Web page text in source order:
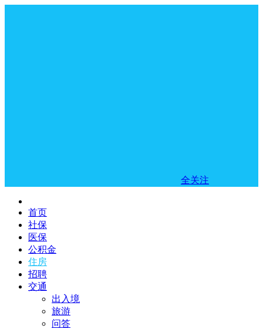
全关注
首页
社保
医保
公积金
住房
招聘
交通
出入境
旅游
问答